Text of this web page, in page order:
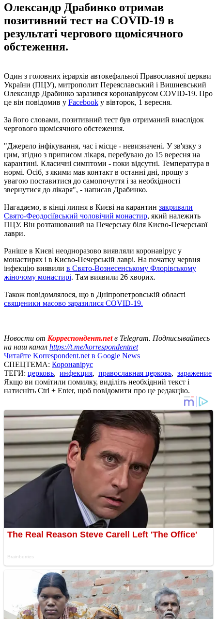
Олександр Драбинко отримав
позитивний тест на COVID-19 в
результаті чергового щомісячного
обстеження.
Один з головних ієрархів автокефальної Православної церкви
України (ПЦУ), митрополит Переяславський і Вишневський
Олександр Драбинко заразився коронавірусом COVID-19. Про
це він повідомив у Facebook у вівторок, 1 вересня.
За його словами, позитивний тест був отриманий внаслідок
чергового щомісячного обстеження.
"Джерело інфікування, час і місце - невизначені. У зв'язку з
цим, згідно з приписом лікаря, перебуваю до 15 вересня на
карантині. Класичні симптоми - поки відсутні. Температура в
нормі. Осіб, з якими мав контакт в останні дні, прошу з
увагою поставитися до самопочуття і за необхідності
звернутися до лікаря", - написав Драбинко.
Нагадаємо, в кінці липня в Києві на карантин закривали
Свято-Феодосіївський чоловічий монастир, який належить
ПЦУ. Він розташований на Печерську біля Києво-Печерської
лаври.
Раніше в Києві неодноразово виявляли коронавірус у
монастирях і в Києво-Печерській лаврі. На початку червня
інфекцію виявили в Свято-Вознесенському Флорівському
жіночому монастирі. Там виявили 26 хворих.
Також повідомлялося, що в Дніпропетровській області
священики масово заразилися COVID-19.
Новости от Корреспондент.netв Telegram. Подписывайтесь
на наш канал https://t.me/korrespondentnet
Читайте Korrespondent.net в Google News
СПЕЦТЕМА: Коронавірус
ТЕГИ: церковь, инфекция, православная церковь, заражение
Якщо ви помітили помилку, виділіть необхідний текст і
натисніть Ctrl + Enter, щоб повідомити про це редакцію.